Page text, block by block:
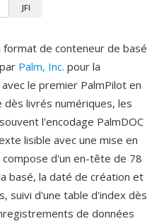
JFI
format de conteneur de basé
Palm, Inc. pour la
le premier PalmPilot en
livrés numériques, les
l'encodage PalmDOC
lisible avec une mise en
d'un en-tête de 78
basé, la daté de création et
suivi d'une table d'index dès
de données